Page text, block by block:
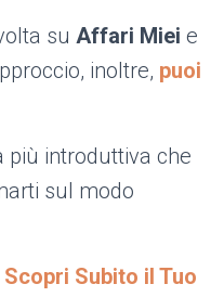
su Affari Miei e
inoltre, puoi
più introduttiva che
sul modo
Subito il Tuo